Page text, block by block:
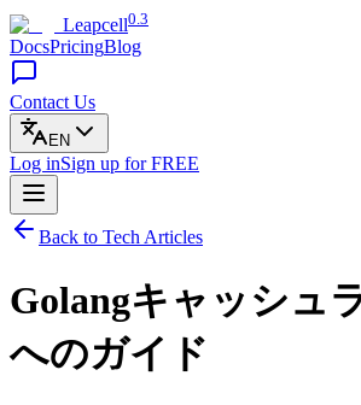
Leapcell0.3
DocsPricingBlog
Contact Us
EN
Log inSign up for FREE
Back to Tech Articles
Golangキャッシュ
へのガイド